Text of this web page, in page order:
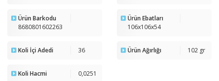
Ürün Barkodu
8680801602263
Ürün Ebatları
106x106x54
Koli İçi Adedi 36 Ürün Ağırlığı 102 gr
Koli Hacmi 0,0251